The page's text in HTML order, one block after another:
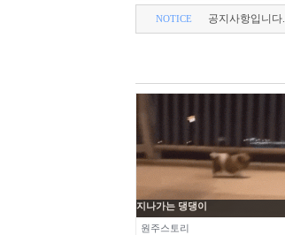
NOTICE 공지사항입니다.
지나가는 댕댕이
원주스토리